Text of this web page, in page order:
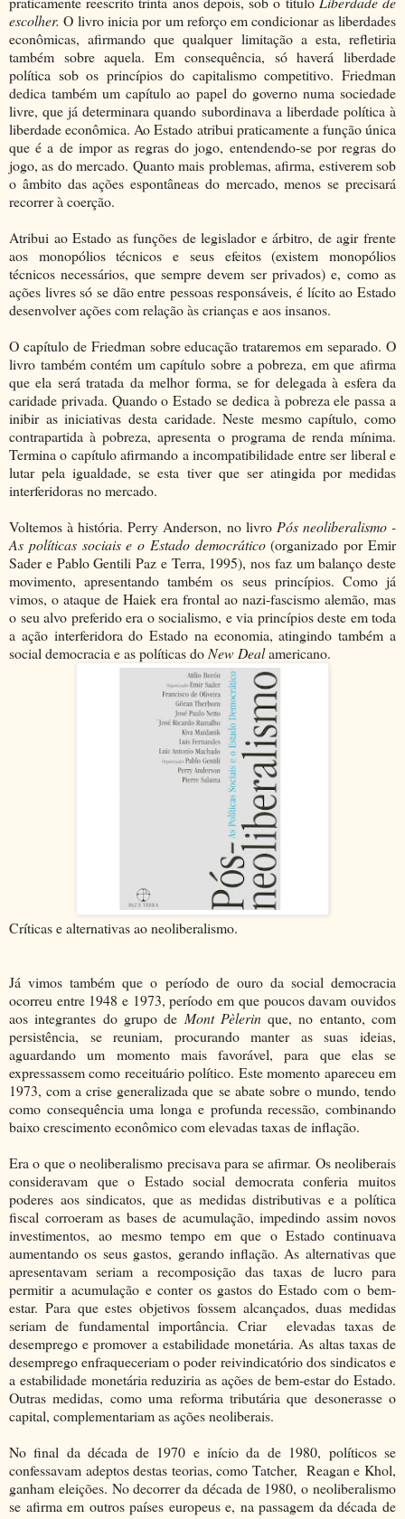
escolher.O livro inicia por um reforço em condicionar as liberdades
econômicas, afirmando que qualquer limitação a esta, refletiria
também sobre aquela. Em consequência, só haverá liberdade
política sob os princípios do capitalismo competitivo. Friedman
dedica também um capítulo ao papel do governo numa sociedade
livre, que já determinara quando subordinava a liberdade política à
liberdade econômica. Ao Estado atribui praticamente a função única
que é a de impor as regras do jogo, entendendo-se por regras do
jogo, as do mercado. Quanto mais problemas, afirma, estiverem sob
o âmbito das ações espontâneas do mercado, menos se precisará
recorrer à coerção.
Atribui ao Estado as funções de legislador e árbitro, de agir frente
aos monopólios técnicos e seus efeitos (existem monopólios
técnicos necessários, que sempre devem ser privados) e, como as
ações livres só se dão entre pessoas responsáveis, é lícito ao Estado
desenvolver ações com relação às crianças e aos insanos.
O capítulo de Friedman sobre educação trataremos em separado. O
livro também contém um capítulo sobre a pobreza, em que afirma
que ela será tratada da melhor forma, se for delegada à esfera da
caridade privada. Quando o Estado se dedica à pobreza ele passa a
inibir as iniciativas desta caridade. Neste mesmo capítulo, como
contrapartida à pobreza, apresenta o programa de renda mínima.
Termina o capítulo afirmando a incompatibilidade entre ser liberal e
lutar pela igualdade, se esta tiver que ser atingida por medidas
interferidoras no mercado.
Voltemos à história. Perry Anderson, no livro Pós neoliberalismo -
As políticas sociais e o Estado democrático(organizado por Emir
Sader e Pablo Gentili Paz e Terra, 1995), nos faz um balanço deste
movimento, apresentando também os seus princípios. Como já
vimos, o ataque de Haiek era frontal ao nazi-fascismo alemão, mas
o seu alvo preferido era o socialismo, e via princípios deste em toda
a ação interferidora do Estado na economia, atingindo também a
social democracia e as políticas do New Dealamericano.
Críticas e alternativas ao neoliberalismo.
Já vimos também que o período de ouro da social democracia
ocorreu entre 1948 e 1973, período em que poucos davam ouvidos
aos integrantes do grupo de Mont Pèlerinque, no entanto, com
persistência, se reuniam, procurando manter as suas ideias,
aguardando um momento mais favorável, para que elas se
expressassem como receituário político. Este momento apareceu em
1973, com a crise generalizada que se abate sobre o mundo, tendo
como consequência uma longa e profunda recessão, combinando
baixo crescimento econômico com elevadas taxas de inflação.
Era o que o neoliberalismo precisava para se afirmar. Os neoliberais
consideravam que o Estado social democrata conferia muitos
poderes aos sindicatos, que as medidas distributivas e a política
fiscal corroeram as bases de acumulação, impedindo assim novos
investimentos, ao mesmo tempo em que o Estado continuava
aumentando os seus gastos, gerando inflação. As alternativas que
apresentavam seriam a recomposição das taxas de lucro para
permitir a acumulação e conter os gastos do Estado com o bem-
estar. Para que estes objetivos fossem alcançados, duas medidas
seriam de fundamental importância. Criar elevadas taxas de
desemprego e promover a estabilidade monetária. As altas taxas de
desemprego enfraqueceriam o poder reivindicatório dos sindicatos e
a estabilidade monetária reduziria as ações de bem-estar do Estado.
Outras medidas, como uma reforma tributária que desonerasse o
capital, complementariam as ações neoliberais.
No final da década de 1970 e início da de 1980, políticos se
confessavam adeptos destas teorias, como Tatcher, Reagan e Khol,
ganham eleições. No decorrer da década de 1980, o neoliberalismo
se afirma em outros países europeus e, na passagem da década de